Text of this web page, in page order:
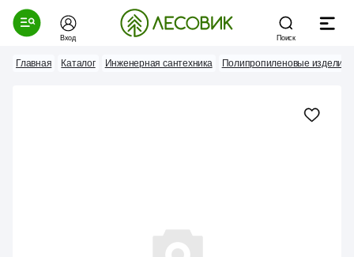
Вход Поиск
Главная Каталог Инженерная сантехника Полипропиленовые изделия